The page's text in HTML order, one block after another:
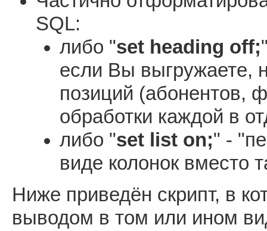
SQL:
либо "set heading off;
если Вы выгружаете,
позиций (абонентов,
обработки каждой в
либо "set list on;" -
виде колонок вместо
Ниже приведён скрипт, в
выводом в том или ином